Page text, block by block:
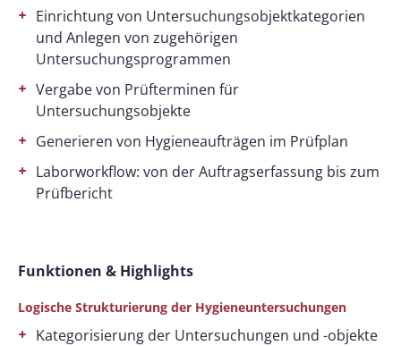
Einrichtung von Untersuchungsobjektkategorien
und Anlegen von zugehörigen
Untersuchungsprogrammen
Vergabe von Prüfterminen für
Untersuchungsobjekte
Generieren von Hygieneaufträgen im Prüfplan
Laborworkflow: von der Auftragserfassung bis zum
Prüfbericht
Funktionen & Highlights
Logische Strukturierung der Hygieneuntersuchungen
Kategorisierung der Untersuchungen und -objekte